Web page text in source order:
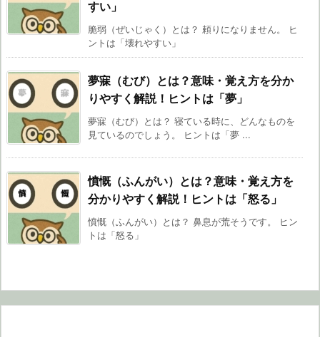
すい」
脆弱（ぜいじゃく）とは？ 頼りになりません。 ヒ
ントは「壊れやすい」
夢寐（むび）とは？意味・覚え方を分か
りやすく解説！ヒントは「夢」
夢寐（むび）とは？ 寝ている時に、どんなものを
見ているのでしょう。 ヒントは「夢 ...
憤慨（ふんがい）とは？意味・覚え方を
分かりやすく解説！ヒントは「怒る」
憤慨（ふんがい）とは？ 鼻息が荒そうです。 ヒン
トは「怒る」